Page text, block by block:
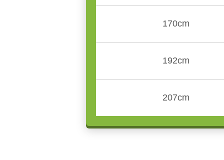
170cm
192cm
207cm